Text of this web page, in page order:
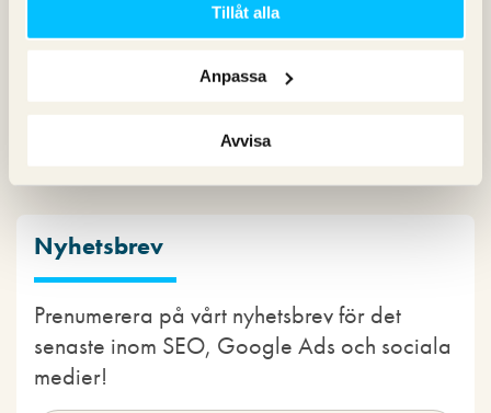
Tillåt alla
Anpassa
Avvisa
Viktor Calmhede
Senior SEO Specialist
Nyhetsbrev
Prenumerera på vårt nyhetsbrev för det
senaste inom SEO, Google Ads och sociala
medier!